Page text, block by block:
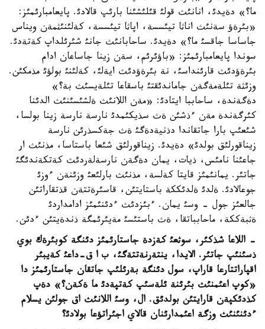
ما؟» دةيدئ، انانئث قولئ قئلئشئنا بارئپ قالادئ. پايعامبارئمئز:
«بئرةؤ سةنئث اناثا تيئسسة، اپاثا تيئسسة، كةلئنئثمةن ويناس
جاساسا جاقسئ ما؟» دةيدئ. ساحابانئث جانئ شئرئلداپ كةتةدئ.
سوندا پايعامبارئمئز: «باؤئرئم، سةن زينا جاساعان ادام
بئرةؤدئث قارئنداسئ، نة بئرةؤدئث ايةلئ، كةلئنئ بولؤئ مذمكئن.
وزئثة تئلةمةگةن جاماندئقتئ باسقاعا تئلةيسئث بة؟»
دةگةندة، ساحاببا ايتادئ: «مةن اللانئث ةلشئسئنئث الدئنا
كئرگةندة مةن ءذشئن ةث سذيكئمدئ نارسة نارسة زينا بولسا،
شئعئپ بارا جاتقاندا دذنيةدةگئ ةث جةكسذرئن نارسة
زيناقورلئق بولدئ» دةيدئ. زيناقورلئق شئعا باستاسا، مذنئث ار
جاعئنا نامئس، ذيات، يمان دةگةن نارسةلةردئث كةتكةندئگئ
جاتئر. يمانئمئز قايتا كةلسة، مذنئث بارلئعئ وزئنةن ءوزئ
جوعالادئ. ةلدئ ةلدئككة باستايتئن، قاسئرةتتةن قذتقاراتئن
جالعئز جول - وسئ يمان. ءبئزدئث ءدئنئمئز ادامداردئ
ةثبةككة، ماحابباتقا، ةث باستئسئ مةيئرئمگة ذندةيتئن ءدئن.
- اللاعا شذكئر، سوثعئ كةزدة جاستارئمئز دئنگة كوبئرةك بوي
ذسئنئپ جاتئر. الايدا، ينتةرنةتتةگئ، ب ا ق-داعئ كةيبئر
اقپاراتتارعا قاراپ، سول دئنگة بةرئلئپ جاتقان جاستارئمئز دا
«كوپ اعئمنئث بئرئنة ئلةسئپ كةتپةدئ ما ةكةن؟» دةپ
كذدئكپةن قارايتئن بولدئق. ال، وسئ اللانئث اق جولئن يسلام
ءدئنئنئث وزگة اعئمدارئنان قالاي اجئراتؤعا بولادئ؟